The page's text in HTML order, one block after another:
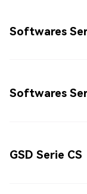
Softwares
Softwares
GSD Serie CS